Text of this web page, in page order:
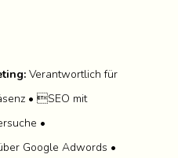
Verantwortlich für
• SEO mit
•
Google Adwords •